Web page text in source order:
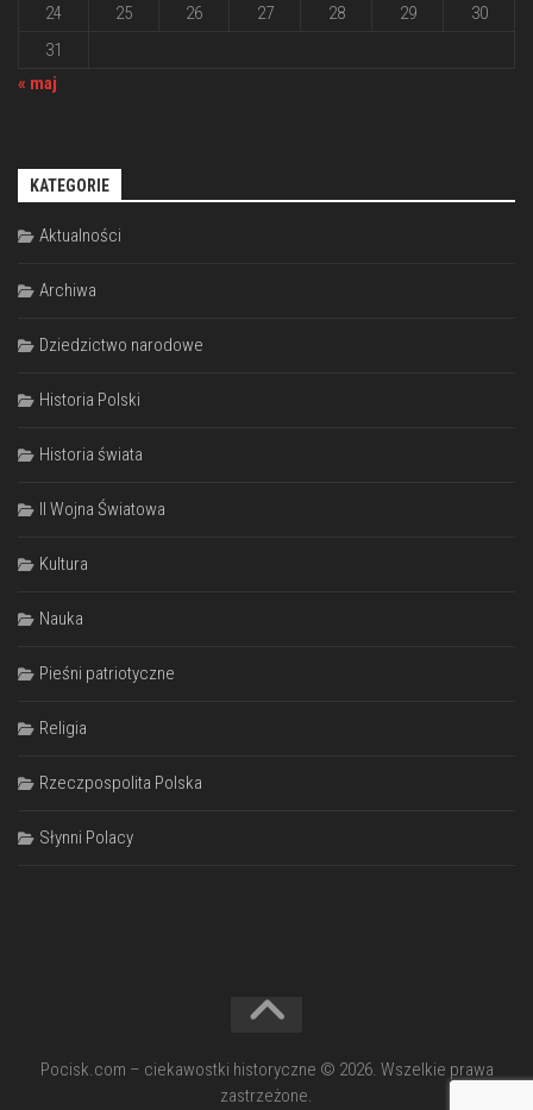
24
25 26 27 28 29
30
31
« maj
KATEGORIE
Aktualności
Archiwa
Dziedzictwo narodowe
Historia Polski
Historia świata
II Wojna Światowa
Kultura
Nauka
Pieśni patriotyczne
Religia
Rzeczpospolita Polska
Słynni Polacy
Pocisk.com – ciekawostki historyczne © 2026. Wszelkie prawa
zastrzeżone.